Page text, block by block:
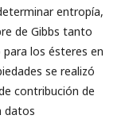
entropía,
de Gibbs tanto
los ésteres en
se realizó
contribución de
datos